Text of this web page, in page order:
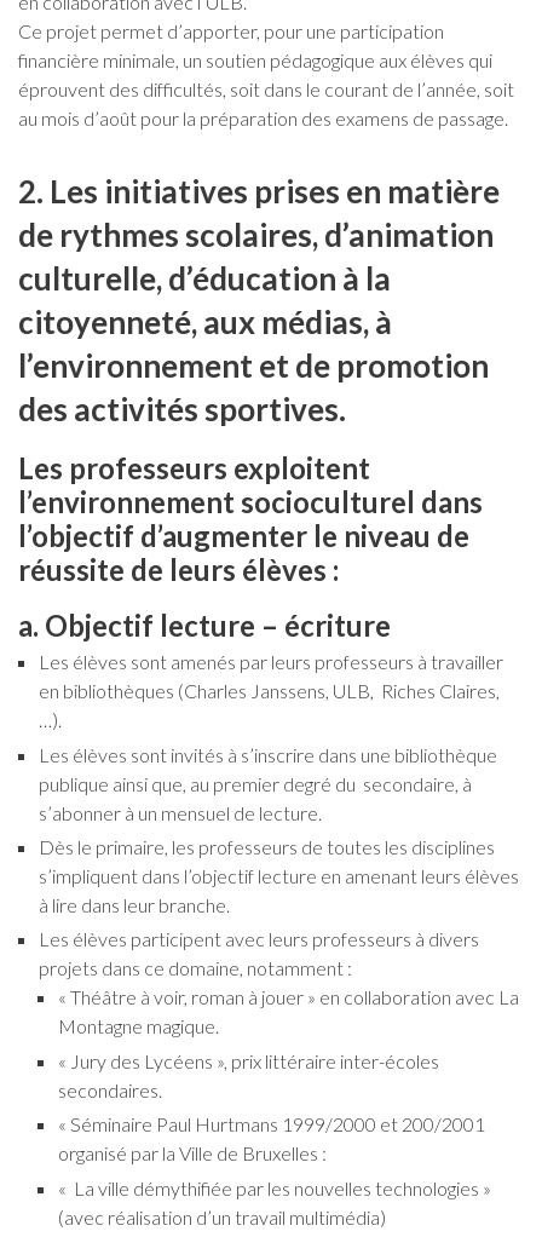
Ce projet permet d’apporter, pour une participation
financière minimale, un soutien pédagogique aux élèves qui
éprouvent des difficultés, soit dans le courant de l’année, soit
au mois d’août pour la préparation des examens de passage.
2. Les initiatives prises en matière
de rythmes scolaires, d’animation
culturelle, d’éducation à la
citoyenneté, aux médias, à
l’environnement et de promotion
des activités sportives.
Les professeurs exploitent
l’environnement socioculturel dans
l’objectif d’augmenter le niveau de
réussite de leurs élèves :
a. Objectif lecture – écriture
Les élèves sont amenés par leurs professeurs à travailler
en bibliothèques (Charles Janssens, ULB, Riches Claires,
…).
Les élèves sont invités à s’inscrire dans une bibliothèque
publique ainsi que, au premier degré du secondaire, à
s’abonner à un mensuel de lecture.
Dès le primaire, les professeurs de toutes les disciplines
s’impliquent dans l’objectif lecture en amenant leurs élèves
à lire dans leur branche.
Les élèves participent avec leurs professeurs à divers
projets dans ce domaine, notamment :
« Théâtre à voir, roman à jouer » en collaboration avec La
Montagne magique.
« Jury des Lycéens », prix littéraire inter-écoles
secondaires.
« Séminaire Paul Hurtmans 1999/2000 et 200/2001
organisé par la Ville de Bruxelles :
« La ville démythifiée par les nouvelles technologies »
(avec réalisation d’un travail multimédia)